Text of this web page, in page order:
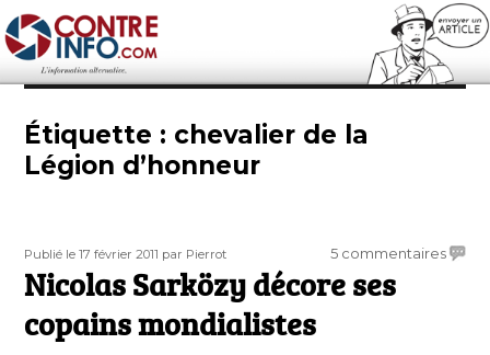
Contre-Info
Étiquette : chevalier de la
Légion d’honneur
Publié
le
Publié le 17 février 2011 Auteur
par Pierrot 5 commentairessur
Nicolas Sarközy décore ses
copains mondialistes